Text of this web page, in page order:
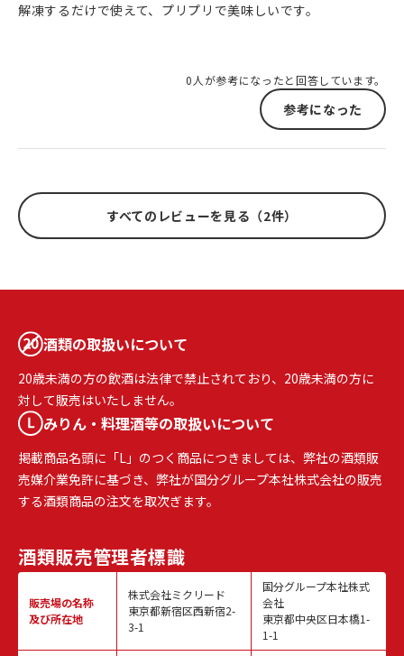
解凍するだけで使えて、プリプリで美味しいです。
0人が参考になったと回答しています。
参考になった
すべてのレビューを見る（2件）
酒類の取扱いについて
20歳未満の方の飲酒は法律で禁止されており、20歳未満の方に
対して販売はいたしません。
みりん・料理酒等の取扱いについて
掲載商品名頭に「L」のつく商品につきましては、弊社の酒類販
売媒介業免許に基づき、弊社が国分グループ本社株式会社の販売
する酒類商品の注文を取次ぎます。
酒類販売管理者標識
販売場の名称
及び所在地
株式会社ミクリード
東京都新宿区西新宿2-
3-1
国分グループ本社株式
会社
東京都中央区日本橋1-
1-1